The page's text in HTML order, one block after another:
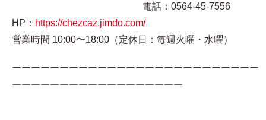
電話：0564-45-7556
HP： https://chezcaz.jimdo.com/
営業時間 10:00〜18:00（定休日：毎週火曜・水曜）
ーーーーーーーーーーーーーーーーーーーーーーーーーー
ーーーーーーーーーーーーーーーーーー